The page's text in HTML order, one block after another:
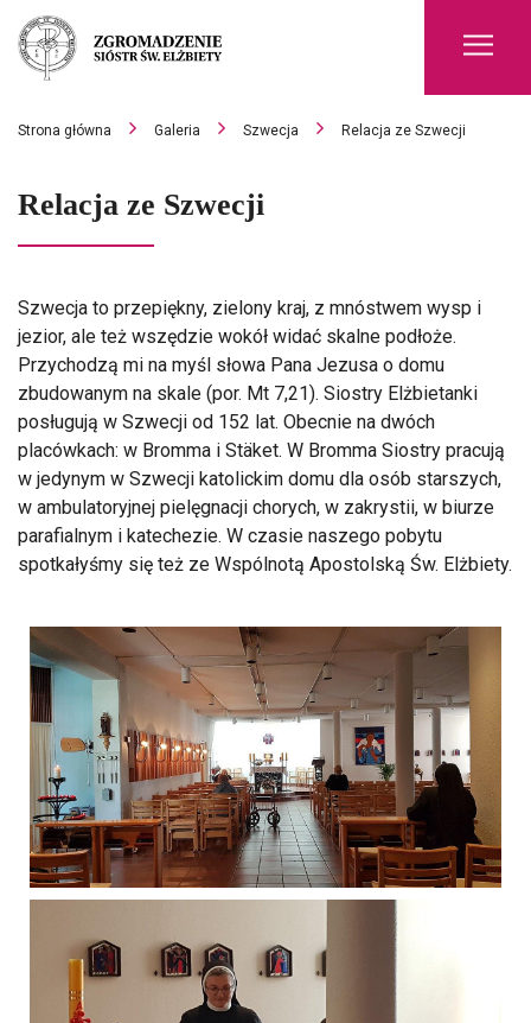
Strona główna Galeria Szwecja Relacja ze Szwecji
Relacja ze Szwecji
Szwecja to przepiękny, zielony kraj, z mnóstwem wysp i
jezior, ale też wszędzie wokół widać skalne podłoże.
Przychodzą mi na myśl słowa Pana Jezusa o domu
zbudowanym na skale (por. Mt 7,21). Siostry Elżbietanki
posługują w Szwecji od 152 lat. Obecnie na dwóch
placówkach: w Bromma i Stäket. W Bromma Siostry pracują
w jedynym w Szwecji katolickim domu dla osób starszych,
w ambulatoryjnej pielęgnacji chorych, w zakrystii, w biurze
parafialnym i katechezie. W czasie naszego pobytu
spotkałyśmy się też ze Wspólnotą Apostolską Św. Elżbiety.